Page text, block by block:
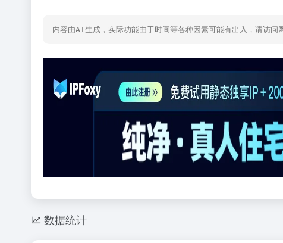
内容由AI生成，实际功能由于时间等各种因素可能有出入，请访问
数据统计